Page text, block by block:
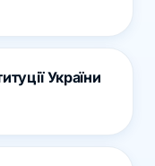
України